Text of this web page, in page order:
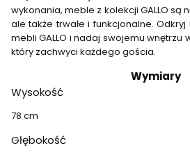
wykonania, meble z kolekcji GALLO są
ale także trwałe i funkcjonalne.
mebli GALLO i nadaj swojemu
który zachwyci każdego gościa.
Wymiary
Wysokość
78 cm
Głębokość